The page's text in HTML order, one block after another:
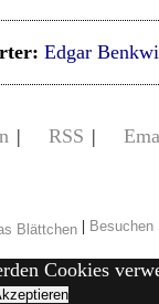
Edgar
| RSS |
|
Cookies